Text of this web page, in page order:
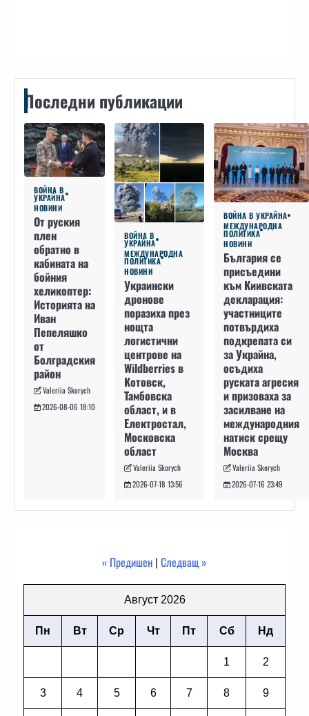
Последни публикации
ВОЙНА В
УКРАЙНА
НОВИНИ
От руския
плен
обратно в
кабината на
бойния
хеликоптер:
Историята на
Иван
Пепеляшко
от
Болградския
район
Valeriia Skorych
2026-08-06 18:10
ВОЙНА В
УКРАЙНА
МЕЖДУНАРОДНА
ПОЛИТИКА
НОВИНИ
Украински
дронове
поразиха през
нощта
логистични
центрове на
Wildberries в
Котовск,
Тамбовска
област, и в
Електростал,
Московска
област
Valeriia Skorych
2026-07-18 13:56
ВОЙНА В УКРАЙНА
МЕЖДУНАРОДНА
ПОЛИТИКА
НОВИНИ
България се
присъедини
към Киивската
декларация:
участниците
потвърдиха
подкрепата си
за Украйна,
осъдиха
руската агресия
и призоваха за
засилване на
международния
натиск срещу
Москва
Valeriia Skorych
2026-07-16 23:49
« Предишен | Следващ »
Август 2026
Пн Вт Ср Чт Пт Сб Нд
1 2
3 4 5 6 7 8 9